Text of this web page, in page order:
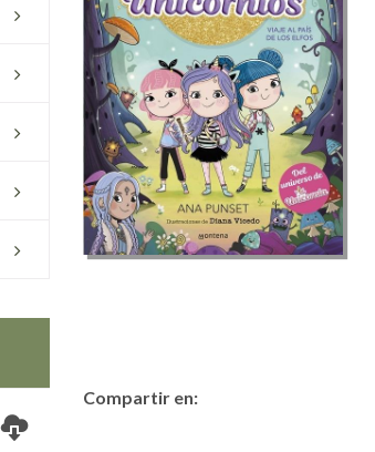
Compartir en: